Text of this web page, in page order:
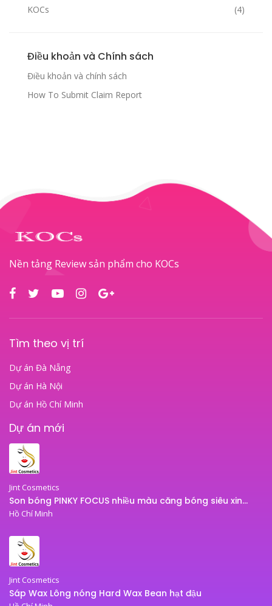
KOCs (4)
Điều khoản và Chính sách
Điều khoản và chính sách
How To Submit Claim Report
Nền tảng Review sản phẩm cho KOCs
Tìm theo vị trí
Dự án Đà Nẵng
Dự án Hà Nội
Dự án Hồ Chí Minh
Dự án mới
Jint Cosmetics
Son bóng PINKY FOCUS nhiều màu căng bóng siêu xinh – son bóng JINT
Hồ Chí Minh
Jint Cosmetics
Sáp Wax Lông nóng Hard Wax Bean hạt đậu